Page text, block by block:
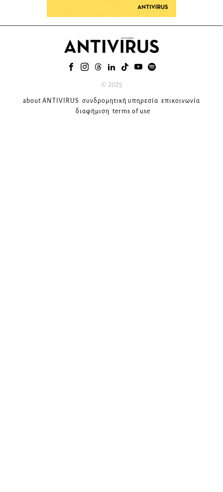
© 2025
about ANTIVIRUS συνδρομητική υπηρεσία επικοινωνία
διαφήμιση terms of use